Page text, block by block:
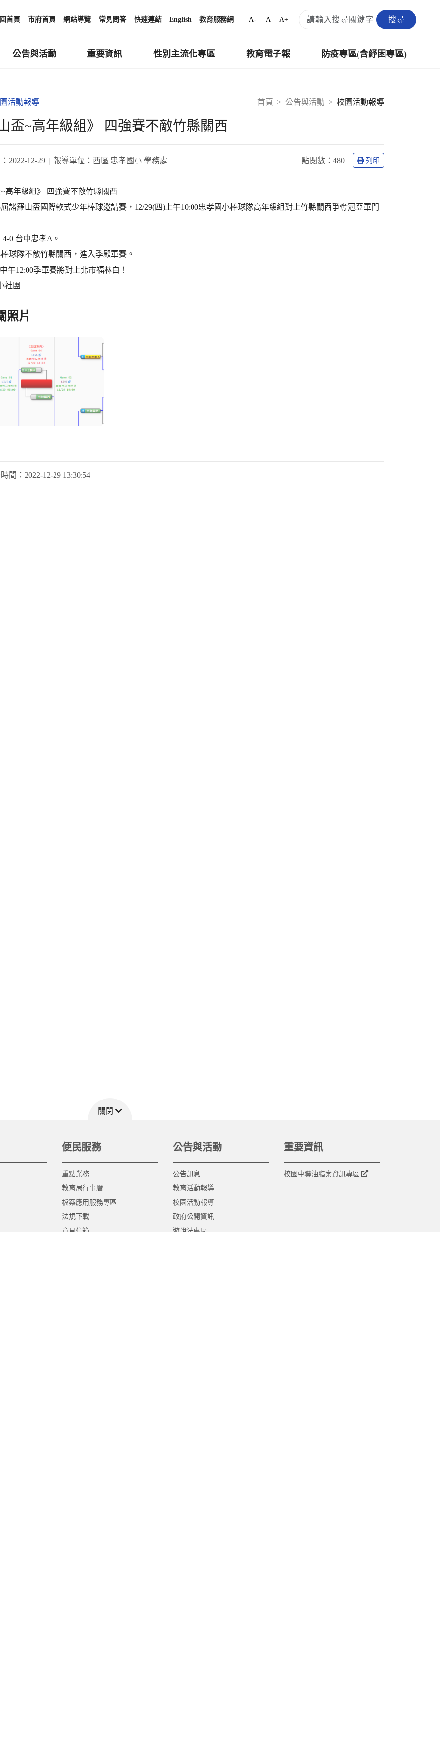
回首頁 市府首頁 網站導覽 常見問答 快速連結 English 教育服務網 A- A A+ 搜尋
公告與活動 重要資訊 性別主流化專區 教育電子報 防疫專區(含紓困專區)
首頁 公告與活動 校園活動報導
活動報導
盃~高年級組》 四強賽不敵竹縣關西
2022-12-29 報導單位： 西區 忠孝國小 學務處 點閱數： 480 列印
高年級組》 四強賽不敵竹縣關西
屆諸羅山盃國際軟式少年棒球邀請賽，12/29(四)上午10:00忠孝國小棒球隊高年級組對上竹縣關西爭奪冠亞軍門
0 台中忠孝A。
球隊不敵竹縣關西，進入季殿軍賽。
午12:00季軍賽將對上北市福林白！
社團
照片
間： 2022-12-29 13:30:54
關閉
便民服務
重點業務
教育局行事曆
檔案應用服務專區
法規下載
意見信箱
公告與活動
公告訊息
教育活動報導
校園活動報導
政府公開資訊
遊說法專區
重要資訊
校園中聯油脂案資訊專區